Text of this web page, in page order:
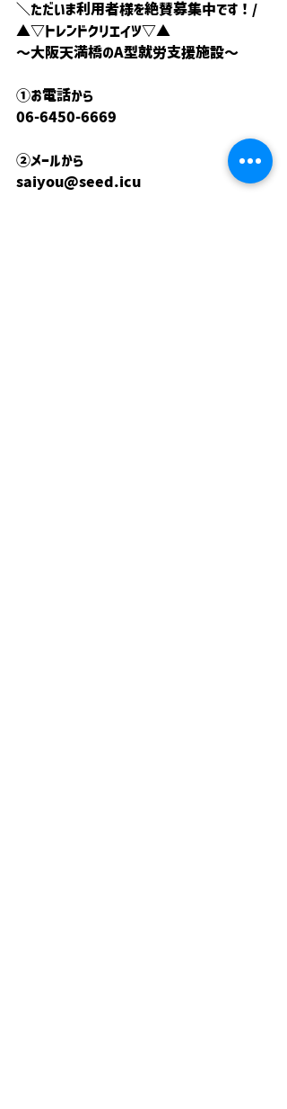
＼ただいま利用者様を絶賛募集中です！/
▲▽トレンドクリエイツ▽▲
〜大阪天満橋のA型就労支援施設〜
①お電話から
06-6450-6669
②メールから
saiyou@seed.icu